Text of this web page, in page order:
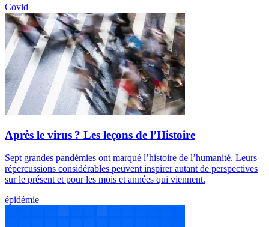
Covid
Après le virus ? Les leçons de l’Histoire
Sept grandes pandémies ont marqué l’histoire de l’humanité. Leurs
répercussions considérables peuvent inspirer autant de perspectives
sur le présent et pour les mois et années qui viennent.
épidémie